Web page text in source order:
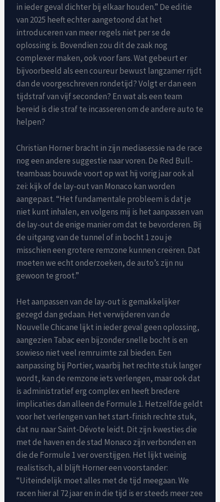
in ieder geval dichter bij elkaar houden.” De editie
van 2025 heeft echter aangetoond dat het
introduceren van meer regels niet per se de
oplossing is. Bovendien zou dit de zaak nog
complexer maken, ook voor fans. Wat gebeurt er
bijvoorbeeld als een coureur bewust langzamer rijdt
dan de voorgeschreven rondetijd? Volgt er dan een
tijdstraf van vijf seconden? En wat als een team
bereid is die straf te incasseren om de andere auto te
helpen?
Christian Horner bracht in zijn mediasessie na de race
nog een andere suggestie naar voren. De Red Bull-
teambaas bouwde voort op wat hij vorig jaar ook al
zei: kijk of de lay-out van Monaco kan worden
aangepast. “Het fundamentale probleem is dat je
niet kunt inhalen, en volgens mij is het aanpassen van
de lay-out de enige manier om dat te bevorderen. Bij
de uitgang van de tunnel of in bocht 1 zou je
misschien een grotere remzone kunnen creëren. Dat
moeten we echt onderzoeken, de auto’s zijn nu
gewoon te groot.”
Het aanpassen van de lay-out is gemakkelijker
gezegd dan gedaan. Het verwijderen van de
Nouvelle Chicane lijkt in ieder geval geen oplossing,
aangezien Tabac een bijzonder snelle bocht is en
sowieso niet veel remruimte zal bieden. Een
aanpassing bij Portier, waarbij het rechte stuk langer
wordt, kan de remzone iets verlengen, maar ook dat
is administratief erg complex en heeft bredere
implicaties dan alleen de Formule 1. Hetzelfde geldt
voor het verlengen van het start-finish rechte stuk,
dat nu naar Saint-Dévote leidt. Dit zijn kwesties die
met de haven en de stad Monaco zijn verbonden en
die de Formule 1 ver overstijgen. Het lijkt weinig
realistisch, al blijft Horner een voorstander:
“Uiteindelijk moet alles met de tijd meegaan. We
racen hier al 72 jaar en in die tijd is er steeds meer zee